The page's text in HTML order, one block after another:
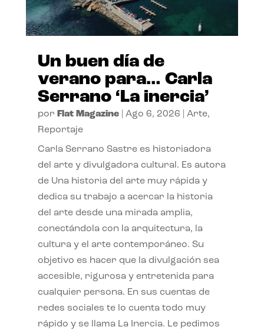
Un buen día de
verano para… Carla
Serrano ‘La inercia’
por Flat Magazine| Ago 6, 2026 Arte,
Reportaje
Carla Serrano Sastre es historiadora
del arte y divulgadora cultural. Es autora
de Una historia del arte muy rápida y
dedica su trabajo a acercar la historia
del arte desde una mirada amplia,
conectándola con la arquitectura, la
cultura y el arte contemporáneo. Su
objetivo es hacer que la divulgación sea
accesible, rigurosa y entretenida para
cualquier persona. En sus cuentas de
redes sociales te lo cuenta todo muy
rápido y se llama La Inercia. Le pedimos